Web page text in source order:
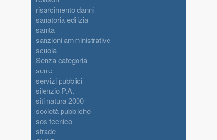
risarcimento danni
sanatoria edilizia
sanità
sanzioni amministrative
scuola
Senza categoria
serre
servizi pubblici
silenzio P.A.
siti natura 2000
società pubbliche
sos tecnico
strade